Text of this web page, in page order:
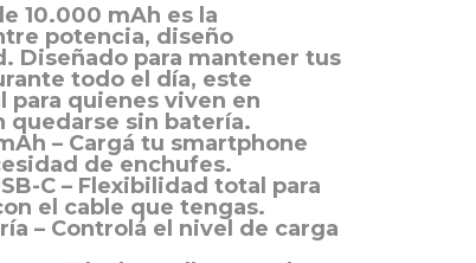
10.000 mAh es la
potencia, diseño
Diseñado para mantener tus
todo el día, este
quienes viven en
sin batería.
– Cargá tu smartphone
de enchufes.
C – Flexibilidad total para
el cable que tengas.
– Controlá el nivel de carga